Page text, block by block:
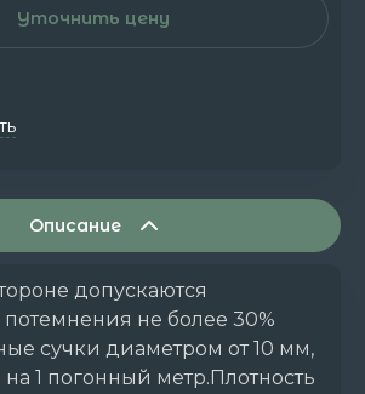
Уточнить цену
Описание
допускаются
потемнения не более 30%
сучки диаметром от 10 мм,
1 погонный метр.Плотность